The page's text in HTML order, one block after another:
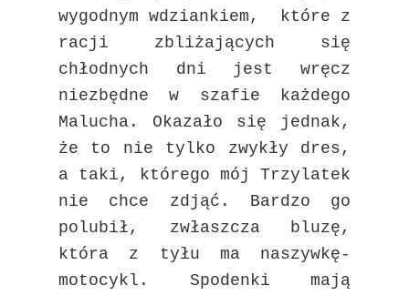
wygodnym wdziankiem, które z
racji zbliżających się
chłodnych dni jest wręcz
niezbędne w szafie każdego
Malucha. Okazało się jednak,
że to nie tylko zwykły dres,
a taki, którego mój Trzylatek
nie chce zdjąć. Bardzo go
polubił, zwłaszcza bluzę,
która z tyłu ma naszywkę-
motocykl. Spodenki mają